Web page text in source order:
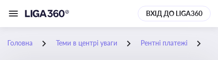
ВХІД ДО LIGA360
Головна Теми в центрі уваги Рентні платежі